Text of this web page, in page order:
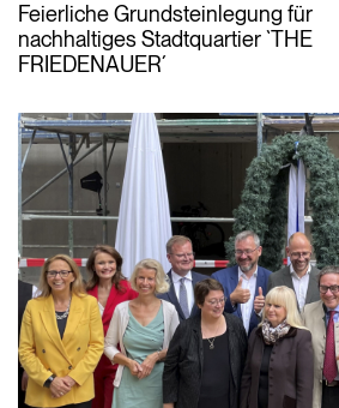
Feierliche Grundsteinlegung für
nachhaltiges Stadtquartier `THE
FRIEDENAUER´